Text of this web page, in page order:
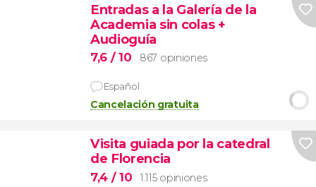
Entradas a la Galería de la
Academia sin colas +
Audioguía
7,6 / 10 867 opiniones
Español
Cancelación gratuita
Visita guiada por la catedral
de Florencia
7,4 / 10 1.115 opiniones